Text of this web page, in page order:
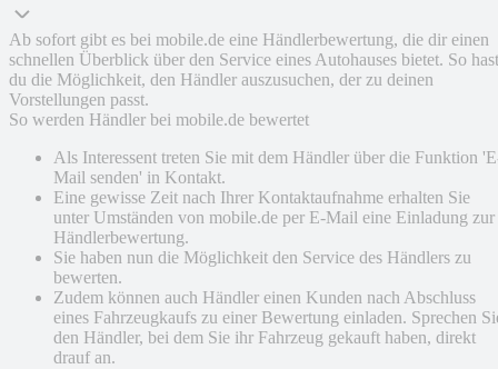
Ab sofort gibt es bei mobile.de eine Händlerbewertung, die dir einen
schnellen Überblick über den Service eines Autohauses bietet. So hast
du die Möglichkeit, den Händler auszusuchen, der zu deinen
Vorstellungen passt.
So werden Händler bei mobile.de bewertet
Als Interessent treten Sie mit dem Händler über die Funktion
Mail senden' in Kontakt.
Eine gewisse Zeit nach Ihrer Kontaktaufnahme erhalten Sie
unter Umständen von mobile.de per E-Mail eine Einladung zur
Händlerbewertung.
Sie haben nun die Möglichkeit den Service des Händlers zu
bewerten.
Zudem können auch Händler einen Kunden nach Abschluss
eines Fahrzeugkaufs zu einer Bewertung einladen. Sprechen
den Händler, bei dem Sie ihr Fahrzeug gekauft haben, direkt
drauf an.